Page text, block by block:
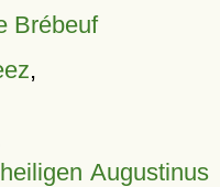
Brébeuf
,
Augustinus